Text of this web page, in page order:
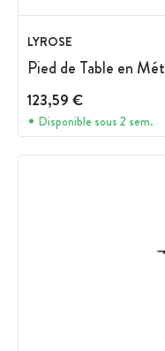
LYROSE
Pied de Table en
123,59 €
Disponible sous 2 sem.